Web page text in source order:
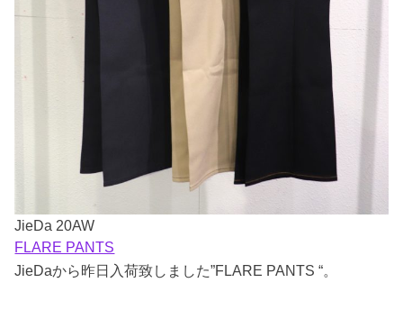
JieDa 20AW
FLARE PANTS
JieDaから昨日入荷致しました”FLARE PANTS “。